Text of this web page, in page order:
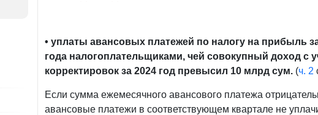
• уплаты авансовых платежей по налогу на прибыль
года налогоплательщиками, чей совокупный доход с
корректировок за 2024 год превысил 10 млрд сум.(ч. 2
Если сумма ежемесячного авансового платежа
авансовые платежи в соответствующем квартале не